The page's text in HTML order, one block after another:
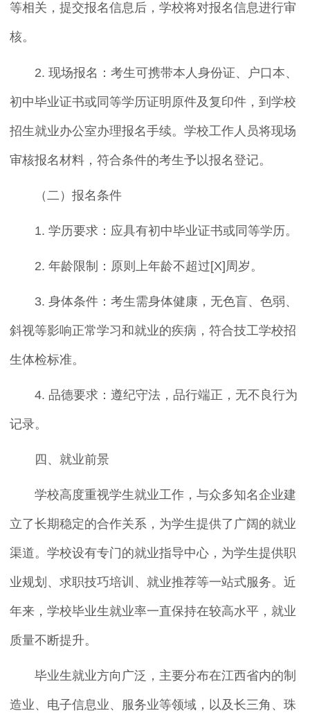
等相关，提交报名信息后，学校将对报名信息进行审
核。
2. 现场报名：考生可携带本人身份证、户口本、
初中毕业证书或同等学历证明原件及复印件，到学校
招生就业办公室办理报名手续。学校工作人员将现场
审核报名材料，符合条件的考生予以报名登记。
（二）报名条件
1. 学历要求：应具有初中毕业证书或同等学历。
2. 年龄限制：原则上年龄不超过[X]周岁。
3. 身体条件：考生需身体健康，无色盲、色弱、
斜视等影响正常学习和就业的疾病，符合技工学校招
生体检标准。
4. 品德要求：遵纪守法，品行端正，无不良行为
记录。
四、就业前景
学校高度重视学生就业工作，与众多知名企业建
立了长期稳定的合作关系，为学生提供了广阔的就业
渠道。学校设有专门的就业指导中心，为学生提供职
业规划、求职技巧培训、就业推荐等一站式服务。近
年来，学校毕业生就业率一直保持在较高水平，就业
质量不断提升。
毕业生就业方向广泛，主要分布在江西省内的制
造业、电子信息业、服务业等领域，以及长三角、珠